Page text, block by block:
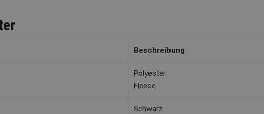
Beschreibung
Polyester
Fleece
Schwarz